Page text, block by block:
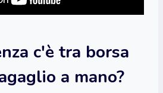
c'è tra borsa
a mano?